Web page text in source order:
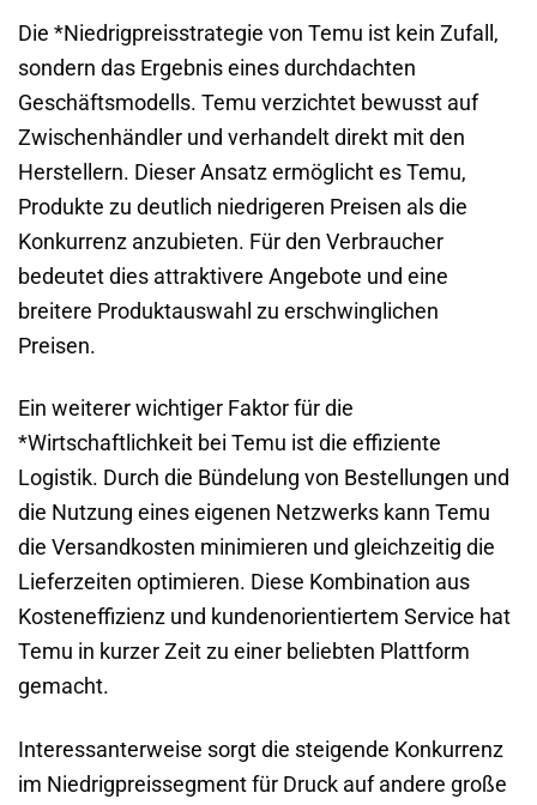
Die *Niedrigpreisstrategie von Temu ist kein Zufall,
sondern das Ergebnis eines durchdachten
Geschäftsmodells. Temu verzichtet bewusst auf
Zwischenhändler und verhandelt direkt mit den
Herstellern. Dieser Ansatz ermöglicht es Temu,
Produkte zu deutlich niedrigeren Preisen als die
Konkurrenz anzubieten. Für den Verbraucher
bedeutet dies attraktivere Angebote und eine
breitere Produktauswahl zu erschwinglichen
Preisen.
Ein weiterer wichtiger Faktor für die
*Wirtschaftlichkeit bei Temu ist die effiziente
Logistik. Durch die Bündelung von Bestellungen und
die Nutzung eines eigenen Netzwerks kann Temu
die Versandkosten minimieren und gleichzeitig die
Lieferzeiten optimieren. Diese Kombination aus
Kosteneffizienz und kundenorientiertem Service hat
Temu in kurzer Zeit zu einer beliebten Plattform
gemacht.
Interessanterweise sorgt die steigende Konkurrenz
im Niedrigpreissegment für Druck auf andere große